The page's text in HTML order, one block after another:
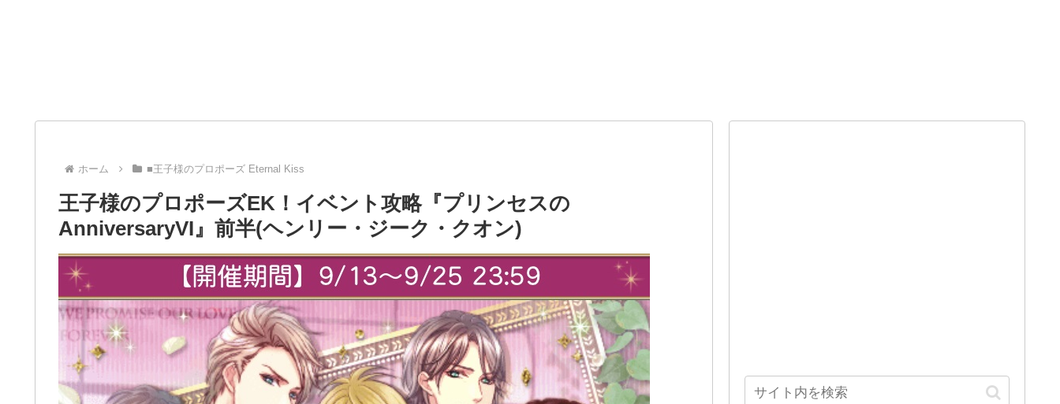
ホーム ■王子様のプロポーズ Eternal Kiss
王子様のプロポーズEK！イベント攻略『プリンセスの
AnniversaryVI』前半(ヘンリー・ジーク・クオン)